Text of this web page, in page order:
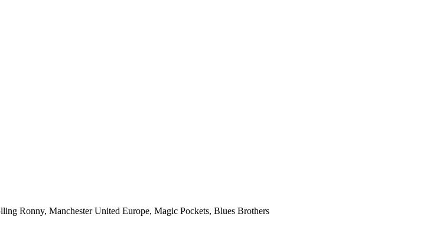
Ronny, Manchester United Europe, Magic Pockets, Blues Brothers